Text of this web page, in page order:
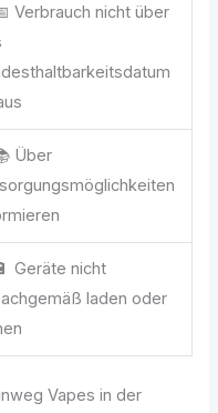
Verbrauch nicht über
Über
Geräte nicht
laden oder
Vapes in der